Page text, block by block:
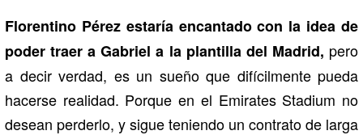
Florentino Pérez estaría encantado con la idea de
poder traer a Gabriel a la plantilla del Madrid, pero
a decir verdad, es un sueño que difícilmente pueda
hacerse realidad. Porque en el Emirates Stadium no
desean perderlo, y sigue teniendo un contrato de larga